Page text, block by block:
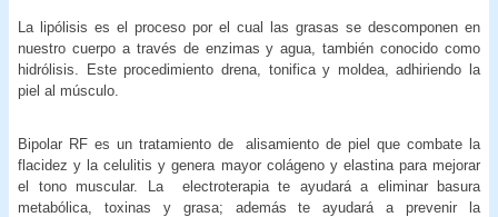
La lipólisis es el proceso por el cual las grasas se descomponen en
nuestro cuerpo a través de enzimas y agua, también conocido como
hidrólisis. Este procedimiento drena, tonifica y moldea, adhiriendo la
piel al músculo.
Bipolar RF es un tratamiento de alisamiento de piel que combate la
flacidez y la celulitis y genera mayor colágeno y elastina para mejorar
el tono muscular. La electroterapia te ayudará a eliminar basura
metabólica, toxinas y grasa; además te ayudará a prevenir la